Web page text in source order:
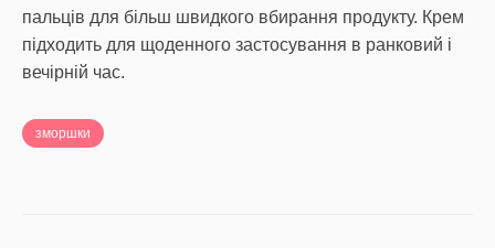
пальців для більш швидкого вбирання продукту. Крем
підходить для щоденного застосування в ранковий і
вечірній час.
зморшки